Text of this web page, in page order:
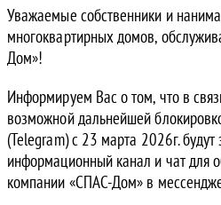
Уважаемые собственники и
многоквартирных домов,
Дом»!
Информируем Вас о том, что в
возможной дальнейшей
(Telegram) с 23 марта 2026г.
информационный канал и чат для
компании «СПАС-Дом» в